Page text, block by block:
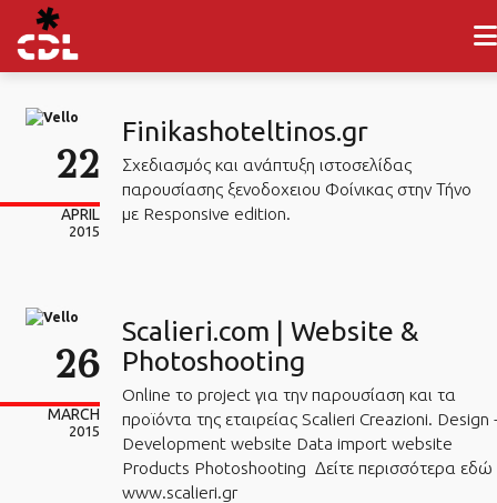
22
APRIL
2015
Finikashoteltinos.gr
Σχεδιασμός και ανάπτυξη ιστοσελίδας
παρουσίασης ξενοδοχειου Φοίνικας στην Τήνο
με Responsive edition.
26
MARCH
2015
Scalieri.com | Website &
Photoshooting
Online το project για την παρουσίαση και τα
προϊόντα της εταιρείας Scalieri Creazioni. Design -
Development website Data import website
Products Photoshooting Δείτε περισσότερα εδώ
www.scalieri.gr